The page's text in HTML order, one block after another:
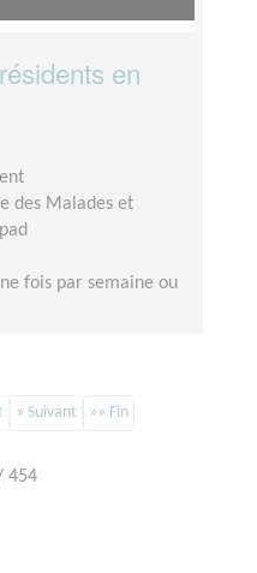
en
des Malades et
fois par semaine ou
» Suivant »» Fin
454